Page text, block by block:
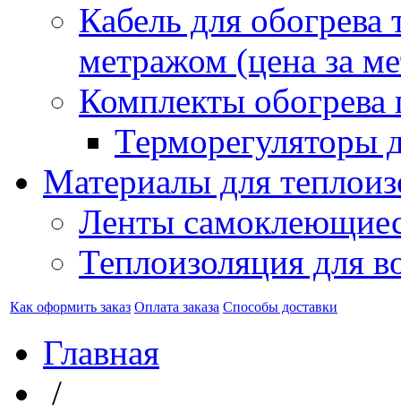
Кабель для обогрева
метражом (цена за
Комплекты обогрева
Терморегуляторы
Материалы для
Ленты
Теплоизоляция для
Как оформить заказ Оплата заказа Способы доставки
Главная
/